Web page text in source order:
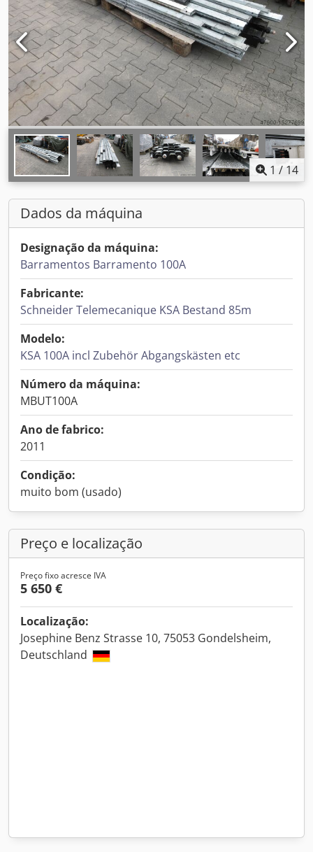
1 / 14
Dados da máquina
Designação da máquina:
Barramentos Barramento 100A
Fabricante:
Schneider Telemecanique KSA Bestand 85m
Modelo:
KSA 100A incl Zubehör Abgangskästen etc
Número da máquina:
MBUT100A
Ano de fabrico:
2011
Condição:
muito bom (usado)
Preço e localização
Preço fixo acresce IVA
5 650 €
Localização:
Josephine Benz Strasse 10, 75053 Gondelsheim,
Deutschland